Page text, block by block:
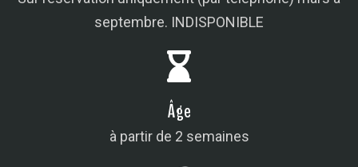
septembre. INDISPONIBLE
Âge
à partir de 2 semaines